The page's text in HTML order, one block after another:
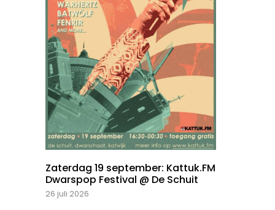
Zaterdag 19 september: Kattuk.FM
Dwarspop Festival @ De Schuit
26 juli 2026